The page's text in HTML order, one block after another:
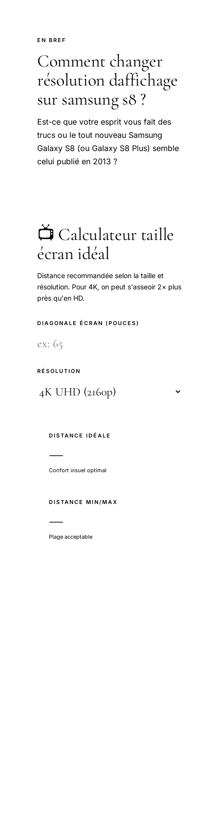
EN BREF
Comment changer
résolution daffichage
sur samsung s8 ?
Est-ce que votre esprit vous fait des
trucs ou le tout nouveau Samsung
Galaxy S8 (ou Galaxy S8 Plus) semble
celui publié en 2013 ?
📺 Calculateur taille
écran idéal
Distance recommandée selon la taille et
résolution. Pour 4K, on peut s'asseoir 2× plus
près qu'en HD.
DIAGONALE ÉCRAN (POUCES)
RÉSOLUTION
DISTANCE IDÉALE
—
Confort visuel optimal
DISTANCE MIN/MAX
—
Plage acceptable